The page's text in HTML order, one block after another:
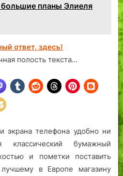
большие планы Элиеля
ответ, здесь!
полость текста…
экрана телефона удобно ни
классический бумажный
и пометки поставить
в Европе магазину